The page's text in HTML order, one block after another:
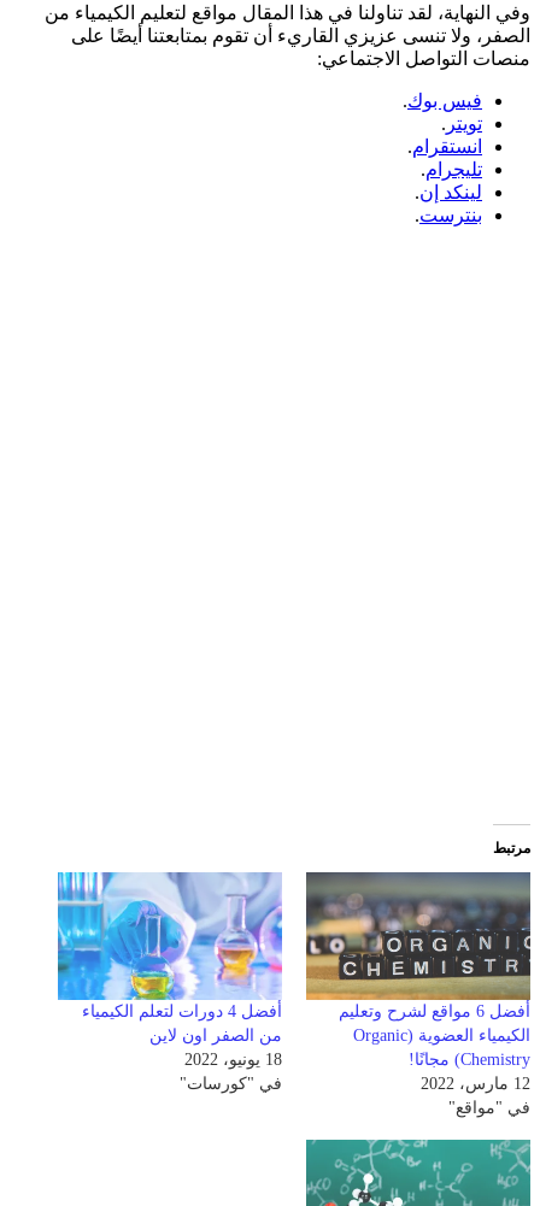
وفي النهاية، لقد تناولنا في هذا المقال مواقع لتعليم الكيمياء من
الصفر، ولا تنسى عزيزي القاريء أن تقوم بمتابعتنا أيضًا على
منصات التواصل الاجتماعي:
فيس بوك.
تويتر .
انستقرام.
تليجرام.
لينكد إن.
بنترست.
مرتبط
أفضل 6 مواقع لشرح وتعليم
الكيمياء العضوية (Organic
Chemistry) مجانًا!
12 مارس، 2022
في "مواقع"
أفضل 4 دورات لتعلم الكيمياء
من الصفر اون لاين
18 يونيو، 2022
في "كورسات"